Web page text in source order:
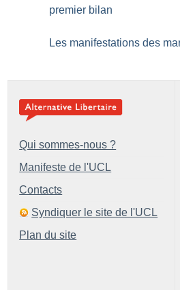
premier bilan
Les manifestations des
Qui sommes-nous ?
Manifeste de l'UCL
Contacts
Syndiquer le site de l'UCL
Plan du site